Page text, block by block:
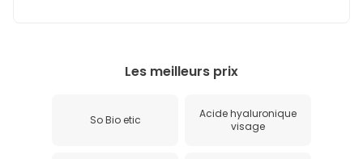
Les meilleurs prix
So Bio etic
Acide hyaluronique
visage